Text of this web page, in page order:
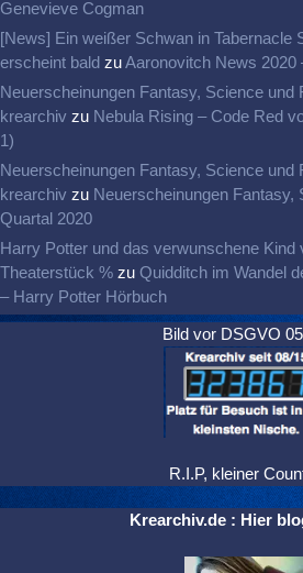
Genevieve Cogman
[News] Ein weißer Schwan in Tabernacle
erscheint bald zuAaronovitch News 2020
Neuerscheinungen Fantasy, Science und
krearchiv zu Nebula Rising – Code Red
1)
Neuerscheinungen Fantasy, Science und
krearchiv zu Neuerscheinungen Fantasy,
Quartal 2020
Harry Potter und das verwunschene Kind
Theaterstück % zu Quidditch im Wandel
– Harry Potter Hörbuch
Bild vor DSGVO
R.I.P, kleiner
Krearchiv.de : Hier